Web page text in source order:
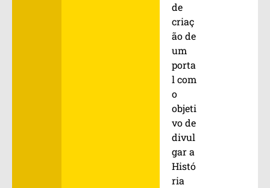
de
criaç
ão de
um
porta
l com
o
objeti
vo de
divul
gar a
Histó
ria